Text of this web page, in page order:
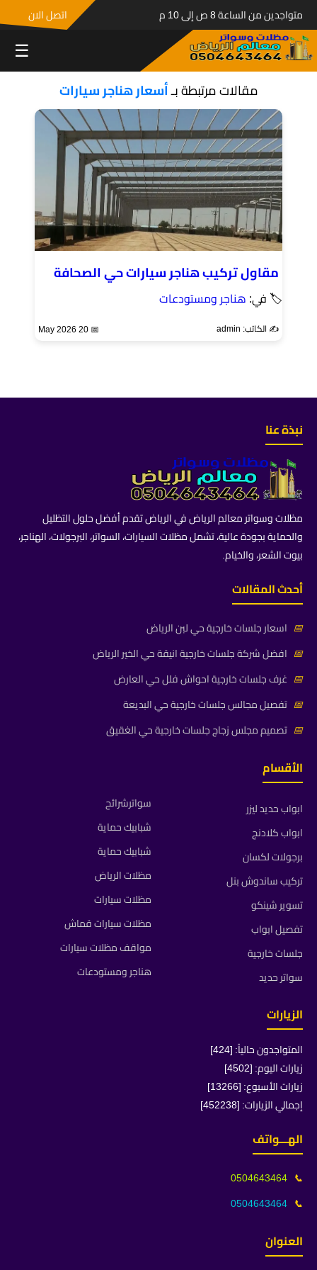
متواجدين من الساعة 8 ص إلى 10 م اتصل الان
☰
مقالات مرتبطة بـأسعار هناجر سيارات
مقاول تركيب هناجر سيارات حي الصحافة
🏷 في: هناجر ومستودعات
✍️ الكاتب: admin 📅 20 May 2026
نبذة عنا
مظلات وسواتر معالم الرياض في الرياض تقدم أفضل حلول التظليل
والحماية بجودة عالية، تشمل مظلات السيارات، السواتر، البرجولات، الهناجر،
بيوت الشعر، والخيام.
أحدث المقالات
📅 اسعار جلسات خارجية حي لبن الرياض
📅 افضل شركة جلسات خارجية انيقة حي الخير الرياض
📅 غرف جلسات خارجية احواش فلل حي العارض
📅 تفصيل مجالس جلسات خارجية حي البديعة
📅 تصميم مجلس زجاج جلسات خارجية حي الغقيق
الأقسام
ابواب حديد ليزر
ابواب كلادنج
برجولات لكسان
تركيب ساندوش بنل
تسوير شينكو
تفصيل ابواب
جلسات خارجية
سواتر حديد
سواترشرائح
شبابيك حماية
شبابيك حماية
مظلات الرياض
مظلات سيارات
مظلات سيارات قماش
مواقف مظلات سيارات
هناجر ومستودعات
الزيارات
المتواجدون حالياً: [424]
زيارات اليوم: [4502]
زيارات الأسبوع: [13266]
إجمالي الزيارات: [452238]
الهـــواتف
📞
0504643464
📞
0504643464
العنوان